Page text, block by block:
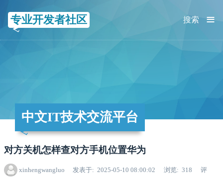
专业开发者社区 ≡
搜索
中文IT技术交流平台
对方关机怎样查对方手机位置华为
xinhengwangluo 发表于 2025-05-10 08:00:02 浏览 318
评